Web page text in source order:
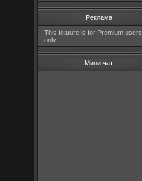
Реклама
This feature is for Premium users
only!
Мини чат